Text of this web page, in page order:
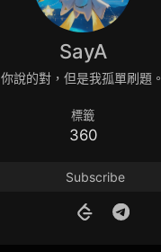
SayA
你說的對，但是我孤單刷題。
標籤
360
Subscribe